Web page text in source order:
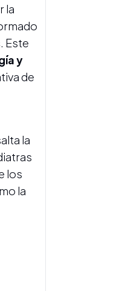
la
Este
y
de
la
los
la